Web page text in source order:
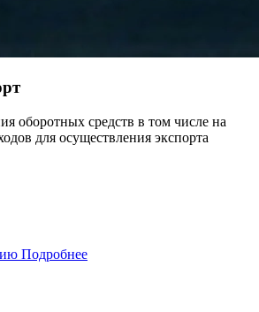
оборотных средств в том числе на
для осуществления экспорта
Подробнее